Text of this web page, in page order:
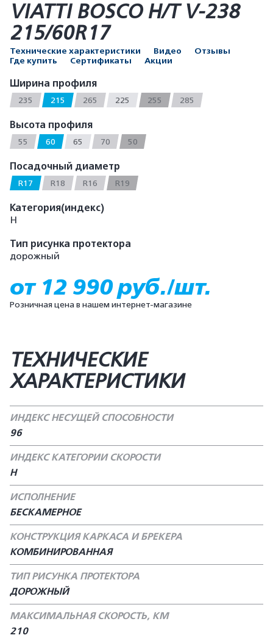
VIATTI BOSCO H/T V-238
215/60R17
Технические характеристики Видео
Отзывы
Где купить
Сертификаты Акции
Ширина профиля
235 215 265 225 255 285
Высота профиля
55 60 65 70 50
Посадочный диаметр
R17 R18 R16 R19
Категория(индекс)
H
Тип рисунка протектора
дорожный
от 12 990 руб./шт.
Розничная цена в нашем интернет-магазине
ТЕХНИЧЕСКИЕ
ХАРАКТЕРИСТИКИ
ИНДЕКС НЕСУЩЕЙ СПОСОБНОСТИ
96
ИНДЕКС КАТЕГОРИИ СКОРОСТИ
H
ИСПОЛНЕНИЕ
БЕСКАМЕРНОЕ
КОНСТРУКЦИЯ КАРКАСА И БРЕКЕРА
КОМБИНИРОВАННАЯ
ТИП РИСУНКА ПРОТЕКТОРА
ДОРОЖНЫЙ
МАКСИМАЛЬНАЯ СКОРОСТЬ, КМ
210